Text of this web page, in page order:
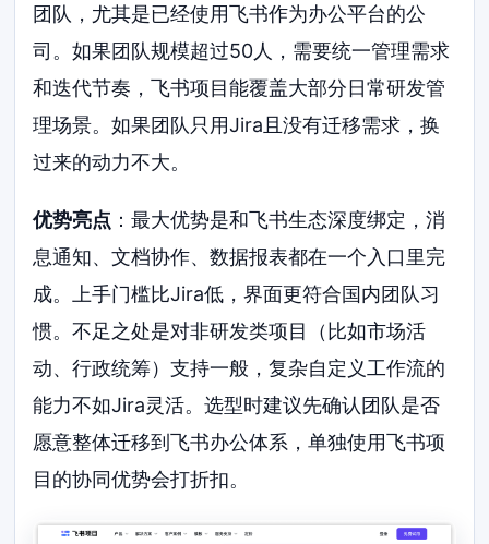
团队，尤其是已经使用飞书作为办公平台的公
司。如果团队规模超过50人，需要统一管理需求
和迭代节奏，飞书项目能覆盖大部分日常研发管
理场景。如果团队只用Jira且没有迁移需求，换
过来的动力不大。
优势亮点 ：最大优势是和飞书生态深度绑定，消
息通知、文档协作、数据报表都在一个入口里完
成。上手门槛比Jira低，界面更符合国内团队习
惯。不足之处是对非研发类项目（比如市场活
动、行政统筹）支持一般，复杂自定义工作流的
能力不如Jira灵活。选型时建议先确认团队是否
愿意整体迁移到飞书办公体系，单独使用飞书项
目的协同优势会打折扣。